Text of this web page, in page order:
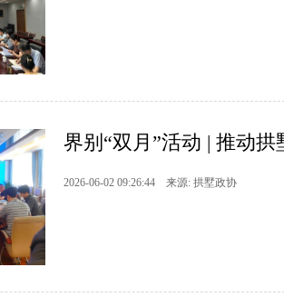
界别“双月”活动 | 推动
2026-06-02 09:26:44 来源: 拱墅政协